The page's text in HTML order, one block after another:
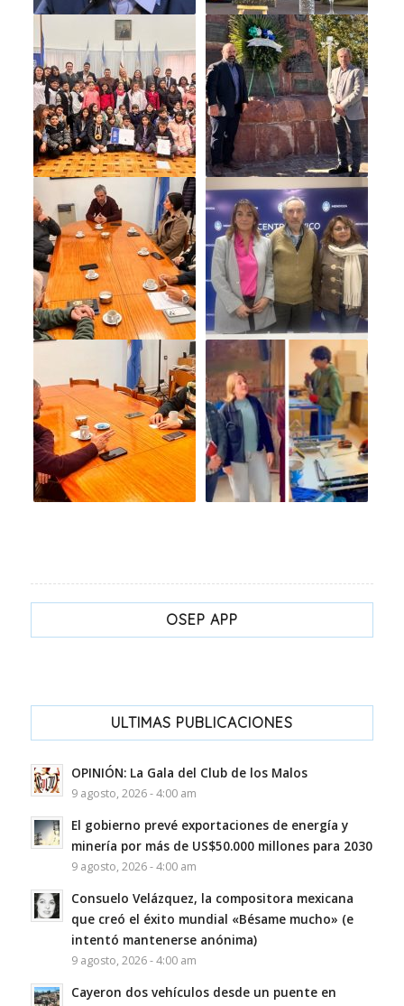
OSEP APP
ULTIMAS PUBLICACIONES
OPINIÓN: La Gala del Club de los Malos
9 agosto, 2026 - 4:00 am
El gobierno prevé exportaciones de energía y
minería por más de US$50.000 millones para 2030
9 agosto, 2026 - 4:00 am
Consuelo Velázquez, la compositora mexicana
que creó el éxito mundial «Bésame mucho» (e
intentó mantenerse anónima)
9 agosto, 2026 - 4:00 am
Cayeron dos vehículos desde un puente en